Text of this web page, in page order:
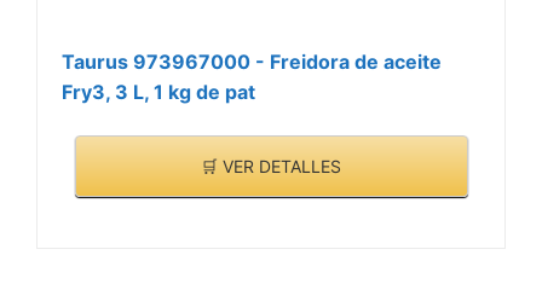
Taurus 973967000 - Freidora de aceite
Fry3, 3 L, 1 kg de pat
🛒 VER DETALLES